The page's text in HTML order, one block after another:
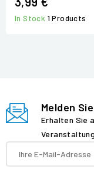
In Stock 1 Products
Melden
Erhalten Sie